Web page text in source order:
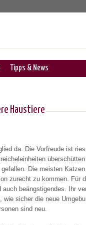
Tipps & News
Haustiere
da. Die Vorfreude ist
Die meisten
zurecht zu kommen. Für
beängstigendes. Ihr
sicher die neue
sind neu.